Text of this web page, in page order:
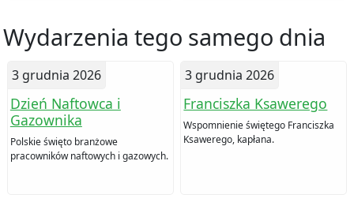
Wydarzenia tego samego dnia
3 grudnia 2026
Dzień Naftowca i
Gazownika
Polskie święto branżowe
pracowników naftowych i gazowych.
3 grudnia 2026
Franciszka Ksawerego
Wspomnienie świętego Franciszka
Ksawerego, kapłana.